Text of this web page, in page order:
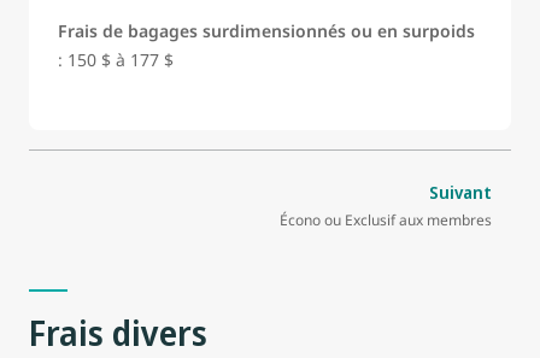
Frais de bagages surdimensionnés ou en surpoids
: 150 $ à 177 $
Suivant
Écono ou Exclusif aux membres
Frais divers